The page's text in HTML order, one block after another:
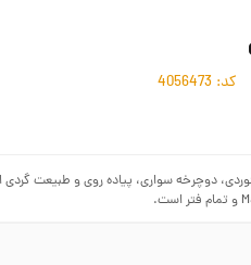
کد:
دوچرخه سواری، پیاده روی و طبیعت گردی